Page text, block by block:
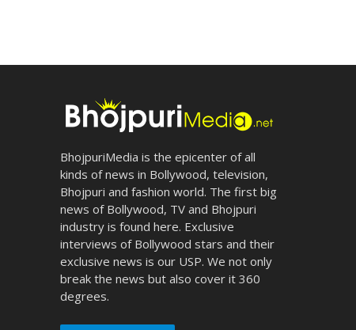
BhojpuriMedia is the epicenter of all
kinds of news in Bollywood, television,
Bhojpuri and fashion world. The first big
news of Bollywood, TV and Bhojpuri
industry is found here. Exclusive
interviews of Bollywood stars and their
exclusive news is our USP. We not only
break the news but also cover it 360
degrees.